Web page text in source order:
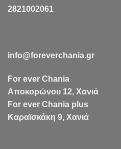
2821002061
info@foreverchania.gr
For ever Chania
Αποκορώνου 12, Χανιά
For ever Chania plus
Καραϊσκάκη 9, Χανιά